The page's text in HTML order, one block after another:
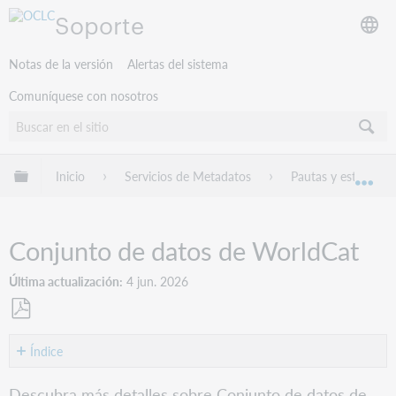
Soporte
Notas de la versión
Alertas del sistema
Comuníquese con nosotros
Expandir/contraer jerarquía global
Inicio Servicios de Metadatos Pautas y
Conjunto de datos de WorldCat
Última actualización 4 jun. 2026
comoÍndice
Clase